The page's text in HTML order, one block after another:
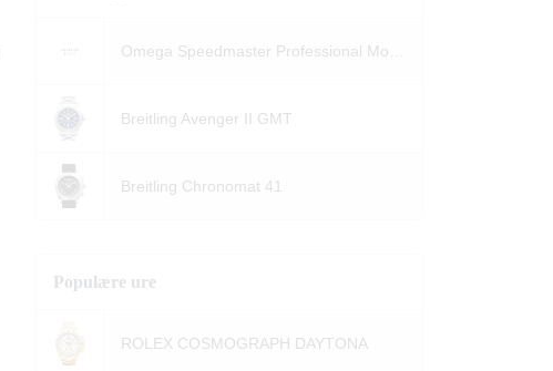
Breitling Avenger II GMT
Breitling Chronomat 41
Populære ure
ROLEX COSMOGRAPH DAYTONA